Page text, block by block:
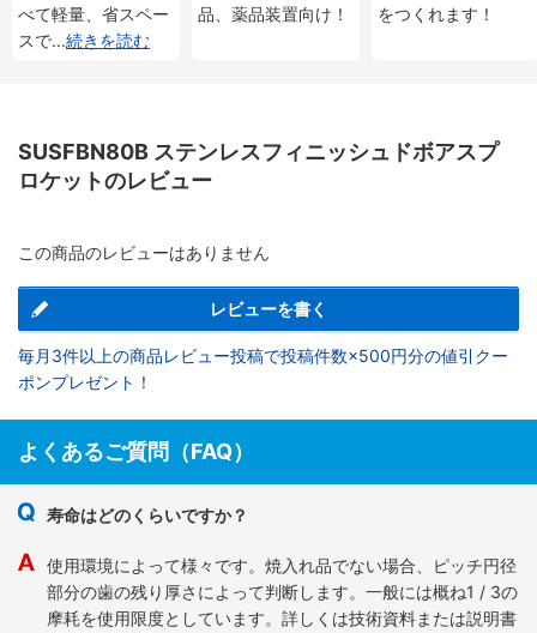
べて軽量、省スペー
スで...続きを読む
品、薬品装置向け！
をつくれます！
SUSFBN80B ステンレスフィニッシュドボアスプ
ロケットのレビュー
この商品のレビューはありません
レビューを書く
毎月3件以上の商品レビュー投稿で投稿件数×500円分の値引クー
ポンプレゼント！
よくあるご質問（FAQ）
寿命はどのくらいですか？
使用環境によって様々です。焼入れ品でない場合、ピッチ円径
部分の歯の残り厚さによって判断します。一般には概ね1 / 3の
摩耗を使用限度としています。詳しくは技術資料または説明書